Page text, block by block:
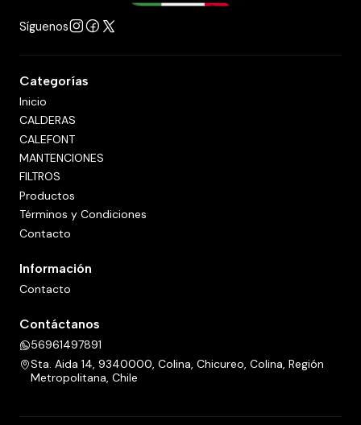
Síguenos
Categorías
Inicio
CALDERAS
CALEFONT
MANTENCIONES
FILTROS
Productos
Términos y Condiciones
Contacto
Información
Contacto
Contáctanos
56961497891
Sta. Aida 14, 9340000, Colina, Chicureo, Colina, Región
Metropolitana, Chile